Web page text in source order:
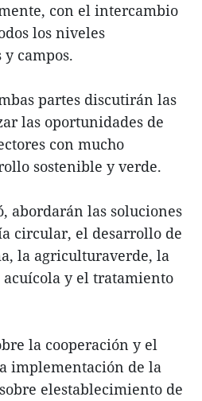
con el intercambio
los niveles
campos.
partes discutirán las
las oportunidades de
con mucho
sostenible y verde.
abordarán las soluciones
circular, el desarrollo de
la agriculturaverde, la
y el tratamiento
la cooperación y el
implementación de la
elestablecimiento de